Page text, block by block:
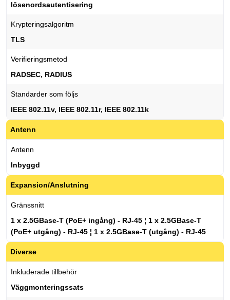
lösenordsautentisering
Krypteringsalgoritm
TLS
Verifieringsmetod
RADSEC, RADIUS
Standarder som följs
IEEE 802.11v, IEEE 802.11r, IEEE 802.11k
Antenn
Antenn
Inbyggd
Expansion/Anslutning
Gränssnitt
1 x 2.5GBase-T (PoE+ ingång) - RJ-45 ¦ 1 x 2.5GBase-T
(PoE+ utgång) - RJ-45 ¦ 1 x 2.5GBase-T (utgång) - RJ-45
Diverse
Inkluderade tillbehör
Väggmonteringssats